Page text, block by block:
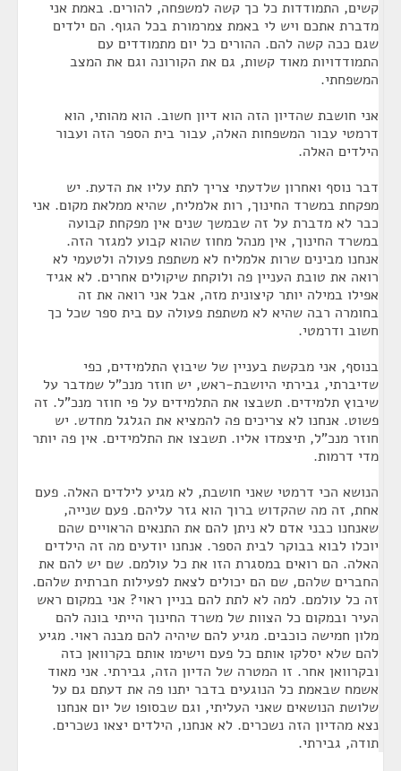
קשים, התמודדות כל כך קשה למשפחה, להורים. באמת אני
מדברת אתכם ויש לי באמת צמרמורת בכל הגוף. הם ילדים
שגם ככה קשה להם. ההורים כל יום מתמודדים עם
התמודדויות מאוד קשות, גם את הקורונה וגם את המצב
המשפחתי.
אני חושבת שהדיון הזה הוא דיון חשוב. הוא מהותי, הוא
דרמטי עבור המשפחות האלה, עבור בית הספר הזה ועבור
הילדים האלה.
דבר נוסף ואחרון שלדעתי צריך לתת עליו את הדעת. יש
מפקחת במשרד החינוך, רות אלמליח, שהיא ממלאת מקום. אני
כבר לא מדברת על זה שבמשך שנים אין מפקחת קבועה
במשרד החינוך, אין מנהל מחוז שהוא קבוע למגזר הזה.
אנחנו מבינים שרות אלמליח לא משתפת פעולה ולטעמי לא
רואה את טובת העניין פה ולוקחת שיקולים אחרים. לא אגיד
אפילו במילה יותר קיצונית מזה, אבל אני רואה את זה
בחומרה רבה שהיא לא משתפת פעולה עם בית ספר שכל כך
חשוב ודרמטי.
בנוסף, אני מבקשת בעניין של שיבוץ התלמידים, כפי
שדיברתי, גבירתי היושבת-ראש, יש חוזר מנכ"ל שמדבר על
שיבוץ תלמידים. תשבצו את התלמידים על פי חוזר מנכ"ל. זה
פשוט. אנחנו לא צריכים פה להמציא את הגלגל מחדש. יש
חוזר מנכ"ל, תיצמדו אליו. תשבצו את התלמידים. אין פה יותר
מדי דרמות.
הנושא הכי דרמטי שאני חושבת, לא מגיע לילדים האלה. פעם
אחת, זה מה שהקדוש ברוך הוא גזר עליהם. פעם שנייה,
שאנחנו כבני אדם לא ניתן להם את התנאים הראויים שהם
יוכלו לבוא בבוקר לבית הספר. אנחנו יודעים מה זה הילדים
האלה. הם רואים במסגרת הזו את כל עולמם. שם יש להם את
החברים שלהם, שם הם יכולים לצאת לפעילות חברתית שלהם.
זה כל עולמם. למה לא לתת להם בניין ראוי? אני במקום ראש
העיר ובמקום כל הצוות של משרד החינוך הייתי בונה להם
מלון חמישה כוכבים. מגיע להם שיהיה להם מבנה ראוי. מגיע
להם שלא יסלקו אותם כל פעם וישימו אותם בקרוואן כזה
ובקרוואן אחר. זו המטרה של הדיון הזה, גבירתי. אני מאוד
אשמח שבאמת כל הנוגעים בדבר יתנו פה את דעתם גם על
שלושת הנושאים שאני העליתי, וגם שבסופו של יום אנחנו
נצא מהדיון הזה נשכרים. לא אנחנו, הילדים יצאו נשכרים.
תודה, גבירתי.